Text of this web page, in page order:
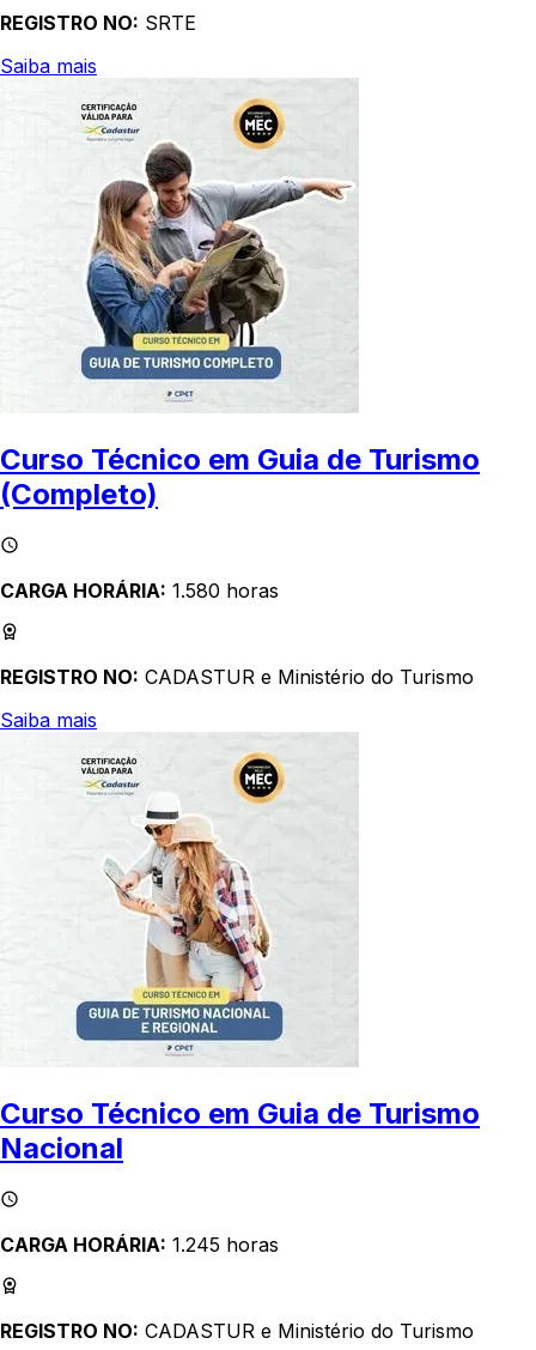
REGISTRO NO: SRTE
Saiba mais
Curso Técnico em Guia de Turismo
(Completo)
CARGA HORÁRIA: 1.580 horas
REGISTRO NO: CADASTUR e Ministério do Turismo
Saiba mais
Curso Técnico em Guia de Turismo
Nacional
CARGA HORÁRIA: 1.245 horas
REGISTRO NO: CADASTUR e Ministério do Turismo